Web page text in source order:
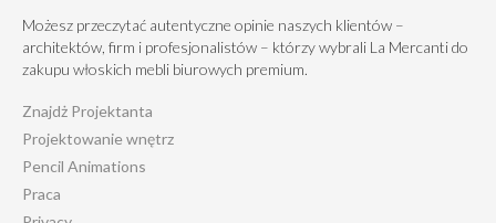
Możesz przeczytać autentyczne opinie naszych klientów –
architektów, firm i profesjonalistów – którzy wybrali La Mercanti do
zakupu włoskich mebli biurowych premium.
Znajdż Projektanta
Projektowanie wnętrz
Pencil Animations
Praca